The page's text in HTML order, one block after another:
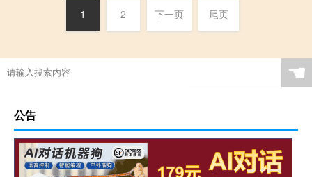
1 2 下一页 尾页
☚
公告